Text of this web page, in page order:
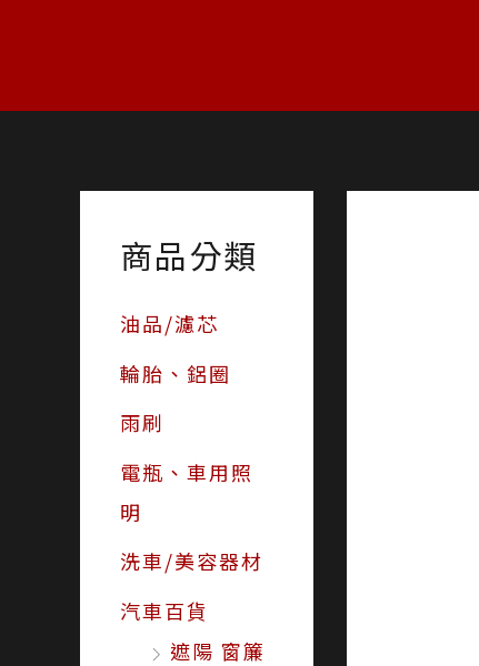
商品分類
油品/濾芯
輪胎、鋁圈
雨刷
電瓶、車用照
明
洗車/美容器材
汽車百貨
遮陽 窗簾